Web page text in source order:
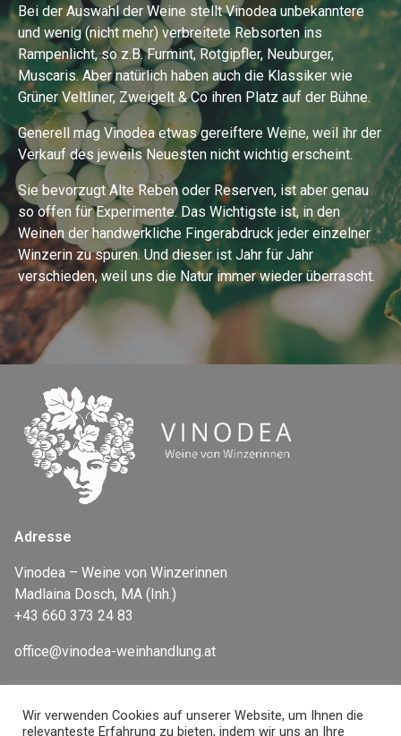
Bei der Auswahl der Weine stellt Vinodea unbekanntere
und wenig (nicht mehr) verbreitete Rebsorten ins
Rampenlicht, so z.B. Furmint, Rotgipfler, Neuburger,
Muscaris. Aber natürlich haben auch die Klassiker wie
Grüner Veltliner, Zweigelt & Co ihren Platz auf der Bühne.
Generell mag Vinodea etwas gereiftere Weine, weil ihr der
Verkauf des jeweils Neuesten nicht wichtig erscheint.
Sie bevorzugt Alte Reben oder Reserven, ist aber genau
so offen für Experimente. Das Wichtigste ist, in den
Weinen der handwerkliche Fingerabdruck jeder einzelner
Winzerin zu spüren. Und dieser ist Jahr für Jahr
verschieden, weil uns die Natur immer wieder überrascht.
Adresse
Vinodea – Weine von Winzerinnen
Madlaina Dosch, MA (Inh.)
+43 660 373 24 83
office@vinodea-weinhandlung.at
Wir verwenden Cookies auf unserer Website, um Ihnen die
relevanteste Erfahrung zu bieten, indem wir uns an Ihre